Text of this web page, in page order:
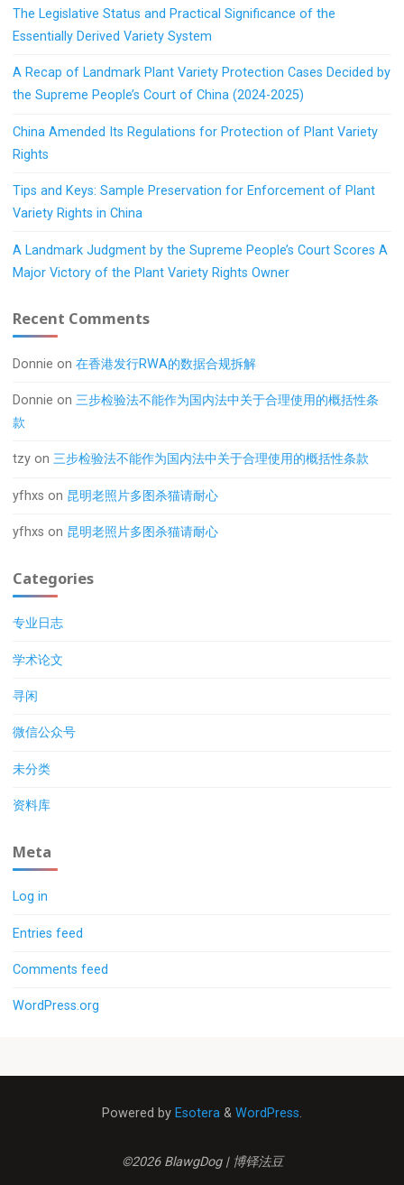
The Legislative Status and Practical Significance of the
Essentially Derived Variety System
A Recap of Landmark Plant Variety Protection Cases Decided by
the Supreme People’s Court of China (2024-2025)
China Amended Its Regulations for Protection of Plant Variety
Rights
Tips and Keys: Sample Preservation for Enforcement of Plant
Variety Rights in China
A Landmark Judgment by the Supreme People’s Court Scores A
Major Victory of the Plant Variety Rights Owner
Recent Comments
Donnie on在香港发行RWA的数据合规拆解
Donnie on三步检验法不能作为国内法中关于合理使用的概括性条
款
tzy on三步检验法不能作为国内法中关于合理使用的概括性条款
yfhxs on 昆明老照片多图杀猫请耐心
yfhxs on 昆明老照片多图杀猫请耐心
Categories
专业日志
学术论文
寻闲
微信公众号
未分类
资料库
Meta
Log in
Entries feed
Comments feed
WordPress.org
Powered by Esotera & WordPress.
©2026 BlawgDog | 博铎法豆